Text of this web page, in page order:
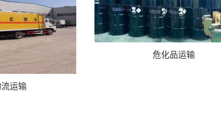
运输
危化品运输